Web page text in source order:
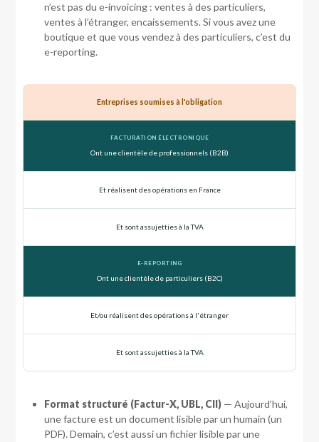
n’est pas du e-invoicing : ventes à des particuliers,
ventes à l’étranger, encaissements. Si vous avez une
boutique et que vous vendez à des particuliers, c’est du
e-reporting.
Entreprises soumises à l'obligation
Ont une clientèle de professionnels (B2B)
Et réalisent des opérations en France
Et sont assujetties à la TVA
Ont une clientèle de particuliers (B2C)
Et/ou réalisent des opérations à l'étranger
Et sont assujetties à la TVA
Format structuré (Factur-X, UBL, CII) — Aujourd’hui,
une facture est un document lisible par un humain (un
PDF). Demain, c’est aussi un fichier lisible par une